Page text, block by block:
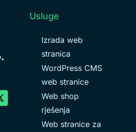
Usluge
Izrada web
stranica
WordPress CMS
web stranice
Web shop
rješenja
Web stranice za